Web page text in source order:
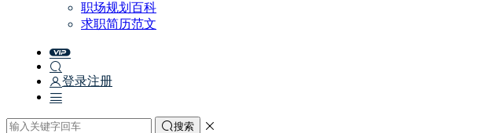
职场规划百科
求职简历范文
登录注册
搜索